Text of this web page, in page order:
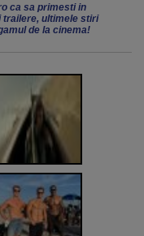
ca sa primesti in
trailere, ultimele stiri
de la cinema!